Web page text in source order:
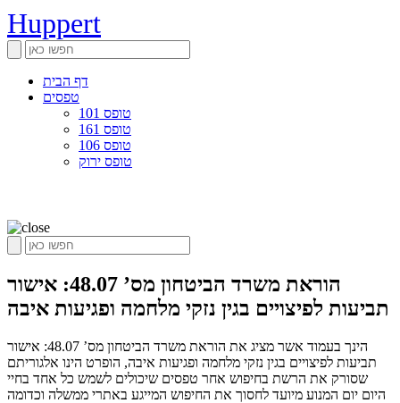
Huppert
דף הבית
טפסים
טופס 101
טופס 161
טופס 106
טופס ירוק
הוראת משרד הביטחון מס’ 48.07: אישור
תביעות לפיצויים בגין נזקי מלחמה ופגיעות איבה
הינך בעמוד אשר מציג את הוראת משרד הביטחון מס’ 48.07: אישור
תביעות לפיצויים בגין נזקי מלחמה ופגיעות איבה, הופרט הינו אלגוריתם
שסורק את הרשת בחיפוש אחר טפסים שיכולים לשמש כל אחד בחיי
היום יום המנוע מיועד לחסוך את החיפוש המייגע באתרי ממשלה וכדומה